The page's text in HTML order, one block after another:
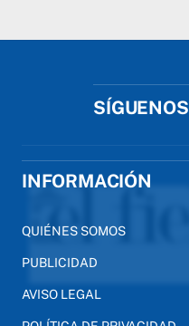
SÍGUENOS
INFORMACIÓN
QUIÉNES SOMOS
PUBLICIDAD
AVISO LEGAL